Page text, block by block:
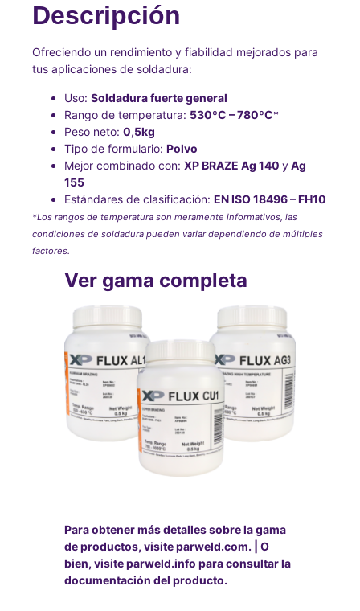
Descripción
Ofreciendo un rendimiento y fiabilidad mejorados para
tus aplicaciones de soldadura:
Uso: Soldadura fuerte general
Rango de temperatura: 530ºC – 780ºC*
Peso neto: 0,5kg
Tipo de formulario: Polvo
Mejor combinado con: XP BRAZE Ag 140 yAg
155
Estándares de clasificación: EN ISO 18496 – FH10
*Los rangos de temperatura son meramente informativos, las
condiciones de soldadura pueden variar dependiendo de múltiples
factores.
Ver gama completa
Para obtener más detalles sobre la gama
de productos, visite parweld.com.
O
bien, visite parweld.info para consultar la
documentación del producto.